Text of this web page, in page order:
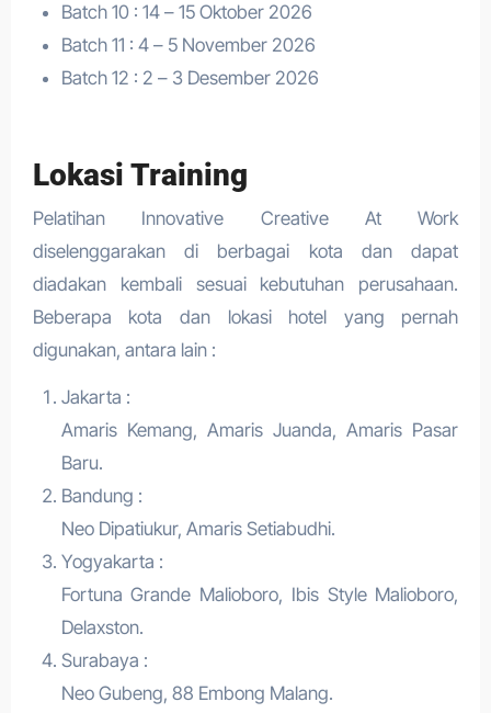
Batch 10 : 14 – 15 Oktober 2026
Batch 11 : 4 – 5 November 2026
Batch 12 : 2 – 3 Desember 2026
Lokasi Training
Pelatihan Innovative Creative At Work
diselenggarakan di berbagai kota dan dapat
diadakan kembali sesuai kebutuhan perusahaan.
Beberapa kota dan lokasi hotel yang pernah
digunakan, antara lain :
Jakarta :
Amaris Kemang, Amaris Juanda, Amaris Pasar
Baru.
Bandung :
Neo Dipatiukur, Amaris Setiabudhi.
Yogyakarta :
Fortuna Grande Malioboro, Ibis Style Malioboro,
Delaxston.
Surabaya :
Neo Gubeng, 88 Embong Malang.